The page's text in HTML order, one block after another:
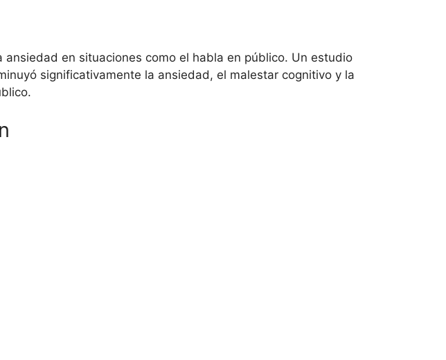
en situaciones como el habla en público. Un estudio
significativamente la ansiedad, el malestar cognitivo y la